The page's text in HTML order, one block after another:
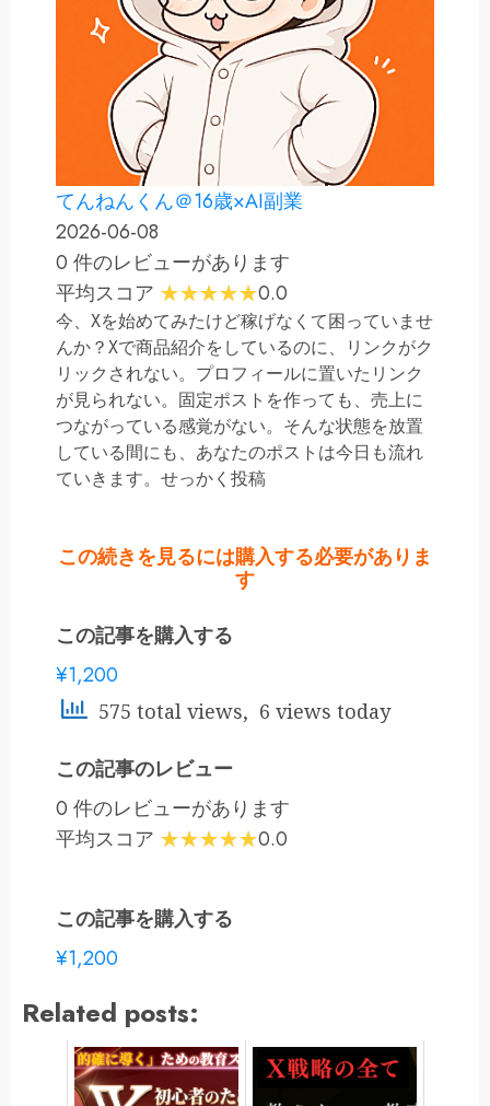
てんねんくん＠16歳×AI副業
2026-06-08
0 件のレビューがあります
平均スコア
0.0
今、Xを始めてみたけど稼げなくて困っていませ
んか？Xで商品紹介をしているのに、リンクがク
リックされない。プロフィールに置いたリンク
が見られない。固定ポストを作っても、売上に
つながっている感覚がない。そんな状態を放置
している間にも、あなたのポストは今日も流れ
ていきます。せっかく投稿
この続きを見るには購入する必要がありま
す
この記事を購入する
¥1,200
575 total views, 6 views today
この記事のレビュー
0 件のレビューがあります
平均スコア
0.0
この記事を購入する
¥1,200
Related posts: